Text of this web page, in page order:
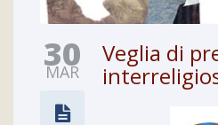
30
MAR
Veglia di